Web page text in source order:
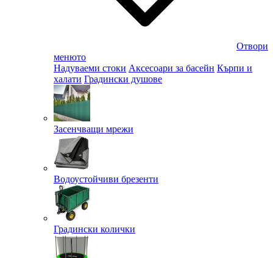
Отвори
менюто
Надуваеми стоки Аксесоари за басейн Кърпи и
халати Градински душове
Засенчващи мрежи
Водоустойчиви брезенти
Градински колички